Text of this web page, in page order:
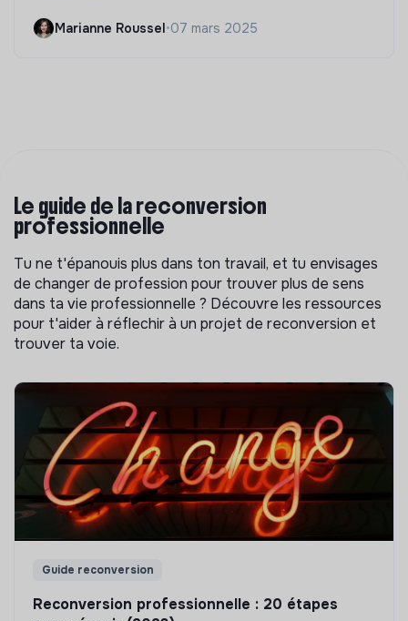
Marianne Roussel•07 mars 2025
Le guide de la reconversion
professionnelle
Tu ne t'épanouis plus dans ton travail, et tu envisages
de changer de profession pour trouver plus de sens
dans ta vie professionnelle ? Découvre les ressources
pour t'aider à réflechir à un projet de reconversion et
trouver ta voie.
Guide reconversion
Reconversion professionnelle : 20 étapes